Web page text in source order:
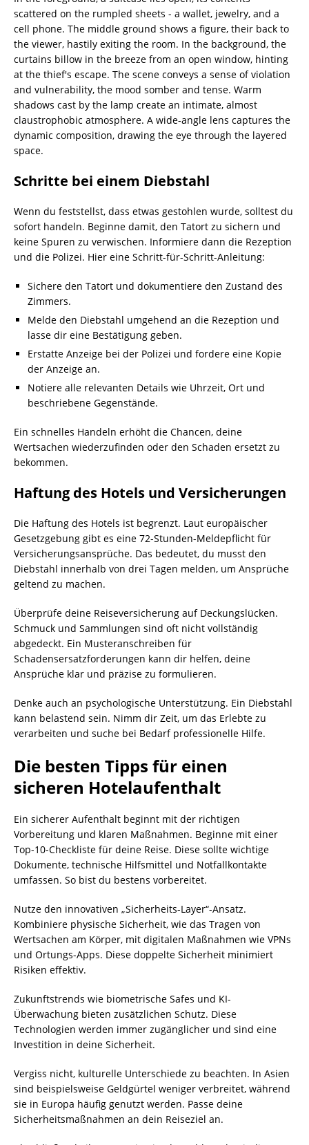
Schritte bei einem Diebstahl
Wenn du feststellst, dass etwas gestohlen wurde, solltest du
sofort handeln. Beginne damit, den Tatort zu sichern und
keine Spuren zu verwischen. Informiere dann die Rezeption
und die Polizei. Hier eine Schritt-für-Schritt-Anleitung:
Sichere den Tatort und dokumentiere den Zustand des
Zimmers.
Melde den Diebstahl umgehend an die Rezeption und
lasse dir eine Bestätigung geben.
Erstatte Anzeige bei der Polizei und fordere eine Kopie
der Anzeige an.
Notiere alle relevanten Details wie Uhrzeit, Ort und
beschriebene Gegenstände.
Ein schnelles Handeln erhöht die Chancen, deine
Wertsachen wiederzufinden oder den Schaden ersetzt zu
bekommen.
Haftung des Hotels und Versicherungen
Die Haftung des Hotels ist begrenzt. Laut europäischer
Gesetzgebung gibt es eine 72-Stunden-Meldepflicht für
Versicherungsansprüche. Das bedeutet, du musst den
Diebstahl innerhalb von drei Tagen melden, um Ansprüche
geltend zu machen.
Überprüfe deine Reiseversicherung auf Deckungslücken.
Schmuck und Sammlungen sind oft nicht vollständig
abgedeckt. Ein Musteranschreiben für
Schadensersatzforderungen kann dir helfen, deine
Ansprüche klar und präzise zu formulieren.
Denke auch an psychologische Unterstützung. Ein Diebstahl
kann belastend sein. Nimm dir Zeit, um das Erlebte zu
verarbeiten und suche bei Bedarf professionelle Hilfe.
Die besten Tipps für einen
sicheren Hotelaufenthalt
Ein sicherer Aufenthalt beginnt mit der richtigen
Vorbereitung und klaren Maßnahmen. Beginne mit einer
Top-10-Checkliste für deine Reise. Diese sollte wichtige
Dokumente, technische Hilfsmittel und Notfallkontakte
umfassen. So bist du bestens vorbereitet.
Nutze den innovativen „Sicherheits-Layer“-Ansatz.
Kombiniere physische Sicherheit, wie das Tragen von
Wertsachen am Körper, mit digitalen Maßnahmen wie VPNs
und Ortungs-Apps. Diese doppelte Sicherheit minimiert
Risiken effektiv.
Zukunftstrends wie biometrische Safes und KI-
Überwachung bieten zusätzlichen Schutz. Diese
Technologien werden immer zugänglicher und sind eine
Investition in deine Sicherheit.
Vergiss nicht, kulturelle Unterschiede zu beachten. In Asien
sind beispielsweise Geldgürtel weniger verbreitet, während
sie in Europa häufig genutzt werden. Passe deine
Sicherheitsmaßnahmen an dein Reiseziel an.